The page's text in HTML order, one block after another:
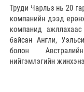
Труди Чарльз нь 20
компанийн дээд
компанид
байсан Англи,
болон
нийгэмлэгийн